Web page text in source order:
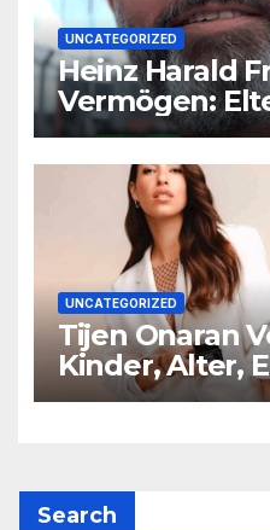
UNCATEGORIZED
Heinz Harald
Vermögen:
Partner, Alter
UNCATEGORIZED
Tijen Onaran
Kinder, Alter,
Partner
Search